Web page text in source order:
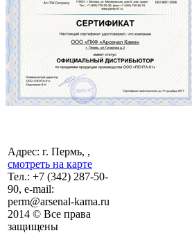
Адрес: г. Пермь, ,
смотреть на карте
Тел.: +7 (342) 287-50-
90, e-mail:
perm@arsenal-kama.ru
2014 © Все права
защищены